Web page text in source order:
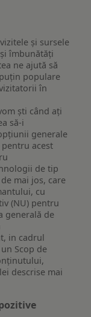
și sursele
îmbunătăți
ne ajută să
populare
în
ști când ați
să-i
generale
acest
de tip
mai jos, care
cu
(NU) pentru
generală de
in cadrul
Scop de
descrise mai